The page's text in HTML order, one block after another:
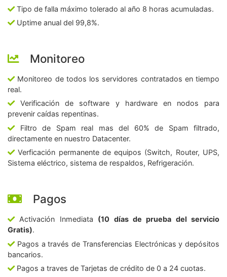
Tipo de falla máximo tolerado al año 8 horas acumuladas.
Uptime anual del 99,8%.
Monitoreo
Monitoreo de todos los servidores contratados en tiempo
real.
Verificación de software y hardware en nodos para
prevenir caídas repentinas.
Filtro de Spam real mas del 60% de Spam filtrado,
directamente en nuestro Datacenter.
Verficación permanente de equipos (Switch, Router, UPS,
Sistema eléctrico, sistema de respaldos, Refrigeración.
Pagos
Activación Inmediata (10 días de prueba del servicio
Gratis).
Pagos a través de Transferencias Electrónicas y depósitos
bancarios.
Pagos a traves de Tarjetas de crédito de 0 a 24 cuotas.